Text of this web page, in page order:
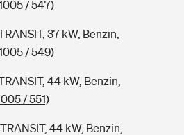
/ 547)
37 kW, Benzin,
/ 549)
44 kW, Benzin,
/ 551)
44 kW, Benzin,